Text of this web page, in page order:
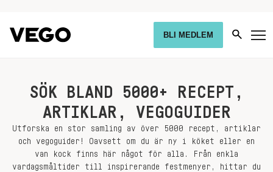
BLI MEDLEM
SÖK BLAND 5000+ RECEPT,
ARTIKLAR, VEGOGUIDER
Utforska en stor samling av över 5000 recept, artiklar
och vegoguider! Oavsett om du är ny i köket eller en
van kock finns här något för alla. Från enkla
vardagsmåltider till inspirerande festmenyer, hittar du